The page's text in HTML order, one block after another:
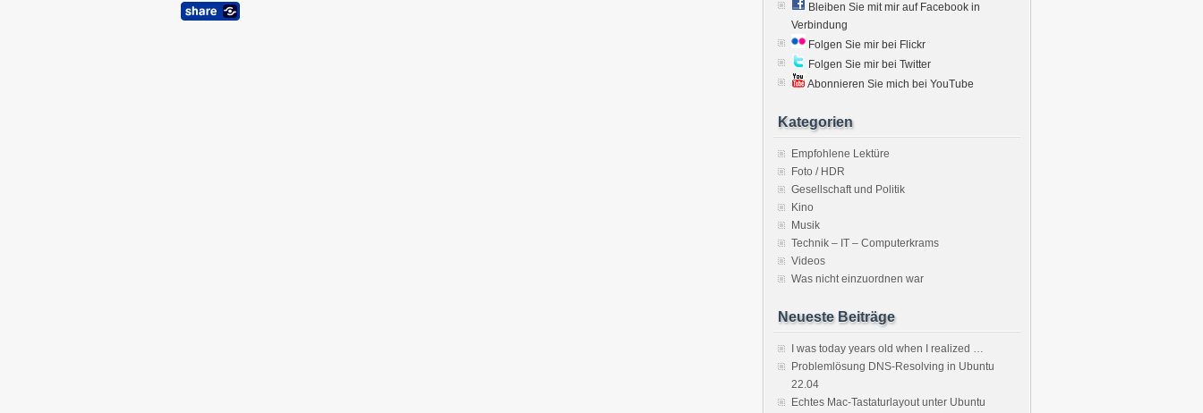
Bleiben Sie mit mir auf Facebook in
Verbindung
Folgen Sie mir bei Flickr
Folgen Sie mir bei Twitter
Abonnieren Sie mich bei YouTube
Kategorien
Empfohlene Lektüre
Foto / HDR
Gesellschaft und Politik
Kino
Musik
Technik – IT – Computerkrams
Videos
Was nicht einzuordnen war
Neueste Beiträge
I was today years old when I realized …
Problemlösung DNS-Resolving in Ubuntu
22.04
Echtes Mac-Tastaturlayout unter Ubuntu